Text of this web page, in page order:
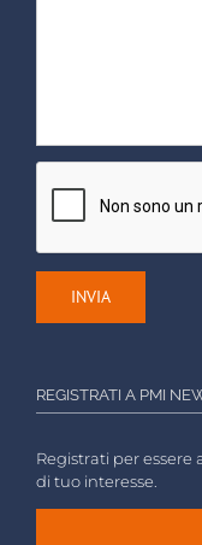
REGISTRATI A PMI
Registrati per
di tuo interesse.